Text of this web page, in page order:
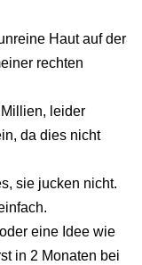
Haut auf der
rechten
leider
da dies nicht
sie jucken nicht.
eine Idee wie
in 2 Monaten bei